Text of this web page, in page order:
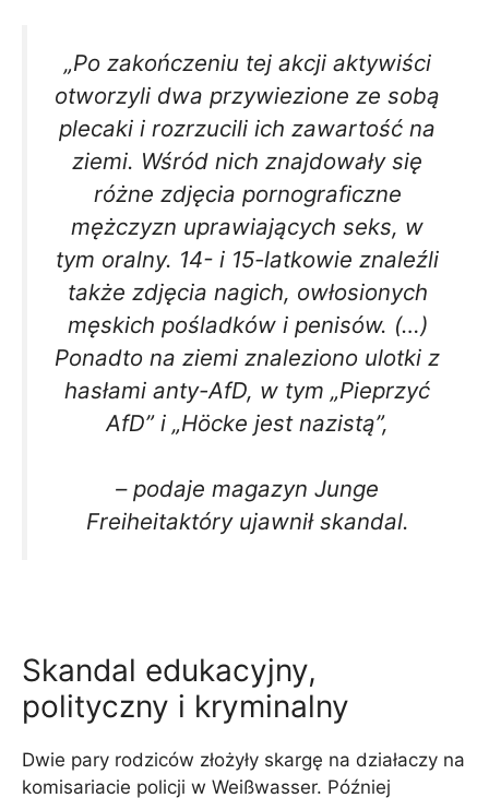
„Po zakończeniu tej akcji aktywiści
otworzyli dwa przywiezione ze sobą
plecaki i rozrzucili ich zawartość na
ziemi. Wśród nich znajdowały się
różne zdjęcia pornograficzne
mężczyzn uprawiających seks, w
tym oralny. 14- i 15-latkowie znaleźli
także zdjęcia nagich, owłosionych
męskich pośladków i penisów. (…)
Ponadto na ziemi znaleziono ulotki z
hasłami anty-AfD, w tym „Pieprzyć
AfD” i „Höcke jest nazistą”,
– podaje magazyn Junge
Freiheitaktóry ujawnił skandal.
Skandal edukacyjny,
polityczny i kryminalny
Dwie pary rodziców złożyły skargę na działaczy na
komisariacie policji w Weißwasser. Później